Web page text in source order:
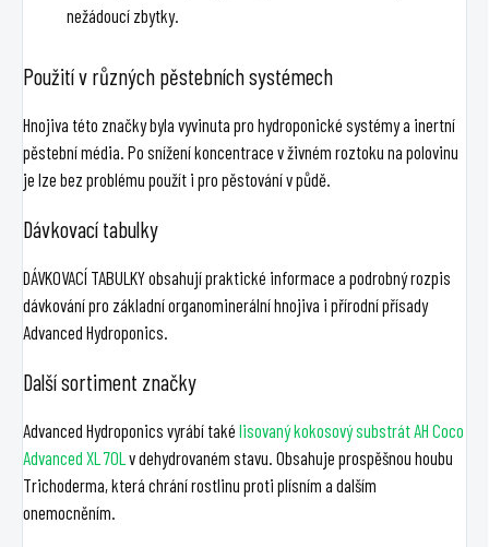
nežádoucí zbytky.
Použití v různých pěstebních systémech
Hnojiva této značky byla vyvinuta pro hydroponické systémy a inertní
pěstební média. Po snížení koncentrace v živném roztoku na polovinu
je lze bez problému použít i pro pěstování v půdě.
Dávkovací tabulky
DÁVKOVACÍ TABULKY obsahují praktické informace a podrobný rozpis
dávkování pro základní organominerální hnojiva i přírodní přísady
Advanced Hydroponics.
Další sortiment značky
Advanced Hydroponics vyrábí také lisovaný kokosový substrátAH Coco
Advanced XL 70L v dehydrovaném stavu. Obsahuje prospěšnou houbu
Trichoderma, která chrání rostlinu proti plísním a dalším
onemocněním.